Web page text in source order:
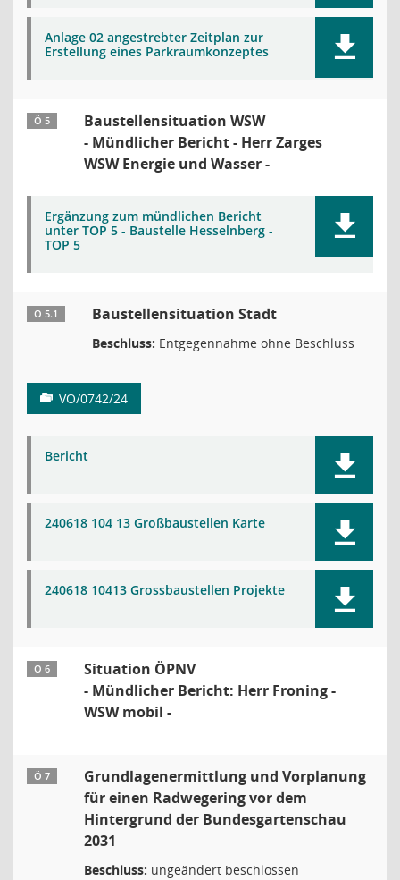
Anlage 02 angestrebter Zeitplan zur
Erstellung eines Parkraumkonzeptes
Ö 5
Baustellensituation WSW
- Mündlicher Bericht - Herr Zarges
WSW Energie und Wasser -
Ergänzung zum mündlichen Bericht
unter TOP 5 - Baustelle Hesselnberg -
TOP 5
Ö 5.1 Baustellensituation Stadt
Beschluss: Entgegennahme ohne Beschluss
VO/0742/24
Bericht
240618 104 13 Großbaustellen Karte
240618 10413 Grossbaustellen Projekte
Ö 6
Situation ÖPNV
- Mündlicher Bericht: Herr Froning -
WSW mobil -
Ö 7
Grundlagenermittlung und Vorplanung
für einen Radwegering vor dem
Hintergrund der Bundesgartenschau
2031
Beschluss: ungeändert beschlossen